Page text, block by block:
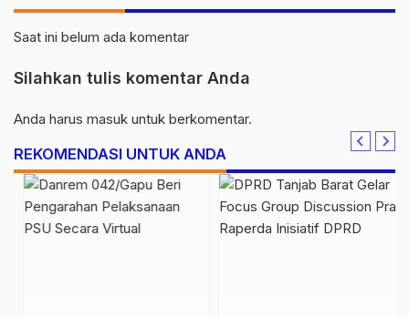
Saat ini belum ada komentar
Silahkan tulis komentar Anda
Anda harus masuk untuk berkomentar.
REKOMENDASI UNTUK ANDA